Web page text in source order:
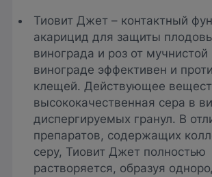
Тиовит Джет – контактный
акарицид для защиты
винограда и роз от
винограде эффективен и
клещей. Действующее
высококачественная сера в
диспергируемых гранул. В
препаратов, содержащих
серу, Тиовит Джет полностью
растворяется, образуя